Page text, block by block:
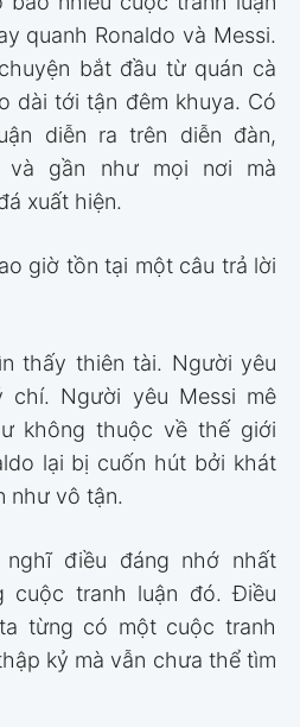
quanh Ronaldo và Messi.
bắt đầu từ quán cà
dài tới tận đêm khuya. Có
diễn ra trên diễn đàn,
và gần như mọi nơi mà
xuất hiện.
giờ tồn tại một câu trả lời
thấy thiên tài. Người yêu
chí. Người yêu Messi mê
không thuộc về thế giới
lại bị cuốn hút bởi khát
như vô tận.
điều đáng nhớ nhất
cuộc tranh luận đó. Điều
từng có một cuộc tranh
kỷ mà vẫn chưa thể tìm